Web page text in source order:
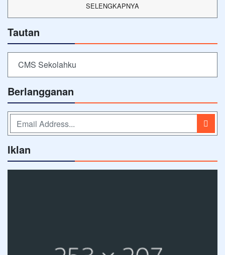
SELENGKAPNYA
Tautan
CMS Sekolahku
Berlangganan
Iklan